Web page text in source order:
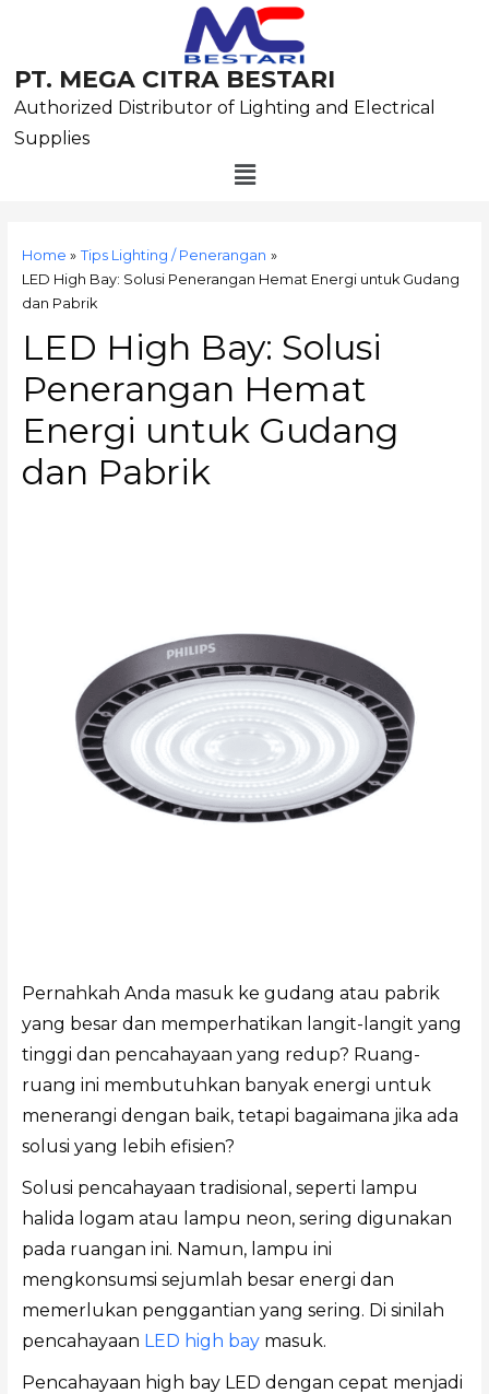
PT. MEGA CITRA BESTARI
Authorized Distributor of Lighting and Electrical
Supplies
Menu
Home
Tips Lighting / Penerangan
LED High Bay: Solusi Penerangan Hemat Energi untuk Gudang
dan Pabrik
LED High Bay: Solusi
Penerangan Hemat
Energi untuk Gudang
dan Pabrik
Pernahkah Anda masuk ke gudang atau pabrik
yang besar dan memperhatikan langit-langit yang
tinggi dan pencahayaan yang redup? Ruang-
ruang ini membutuhkan banyak energi untuk
menerangi dengan baik, tetapi bagaimana jika ada
solusi yang lebih efisien?
Solusi pencahayaan tradisional, seperti lampu
halida logam atau lampu neon, sering digunakan
pada ruangan ini. Namun, lampu ini
mengkonsumsi sejumlah besar energi dan
memerlukan penggantian yang sering. Di sinilah
pencahayaan LED high baymasuk.
Pencahayaan high bay LED dengan cepat menjadi